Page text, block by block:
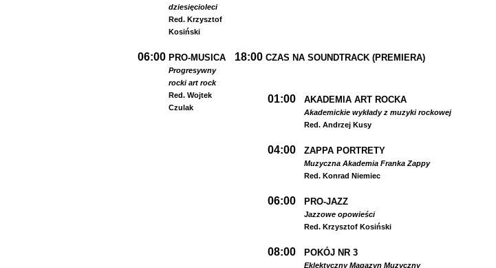
dziesięcioleci
Red. Krzysztof
Kosiński
06:00 PRO-MUSICA
Progresywny
rocki art rock
Red. Wojtek
Czulak
18:00 CZAS NA SOUNDTRACK (PREMIERA)
01:00 AKADEMIA ART ROCKA
Akademickie wykłady z muzyki rockowej
Red. Andrzej Kusy
04:00 ZAPPA PORTRETY
Muzyczna Akademia Franka Zappy
Red. Konrad Niemiec
06:00 PRO-JAZZ
Jazzowe opowieści
Red. Krzysztof Kosiński
08:00 POKÓJ NR 3
Eklektyczny Magazyn Muzyczny